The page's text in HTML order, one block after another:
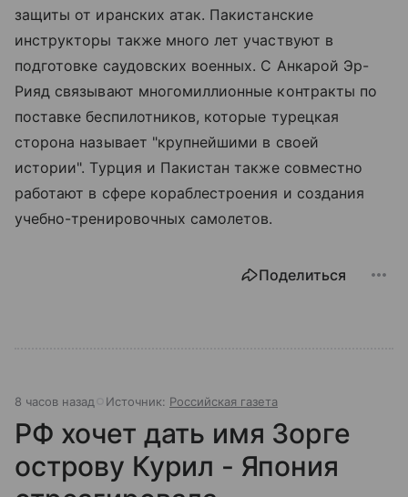
защиты от иранских атак. Пакистанские
инструкторы также много лет участвуют в
подготовке саудовских военных. С Анкарой Эр-
Рияд связывают многомиллионные контракты по
поставке беспилотников, которые турецкая
сторона называет "крупнейшими в своей
истории". Турция и Пакистан также совместно
работают в сфере кораблестроения и создания
учебно-тренировочных самолетов.
Поделиться
8 часов назад Источник: Российская газета
РФ хочет дать имя Зорге
острову Курил - Япония